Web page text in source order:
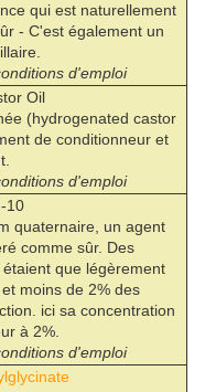
qui est naturellement
- C'est également un
d'emploi
Oil
(hydrogenated castor
de conditionneur et
d'emploi
10
quaternaire, un agent
comme sûr. Des
que légèrement
moins de 2% des
ici sa concentration
à 2%.
d'emploi